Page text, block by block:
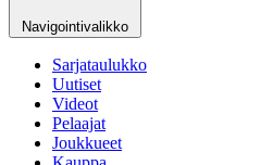
Navigointivalikko
Sarjataulukko
Uutiset
Videot
Pelaajat
Joukkueet